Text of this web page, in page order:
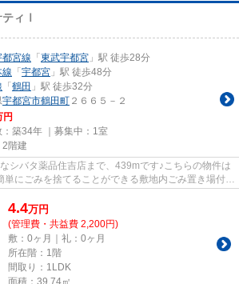
ティⅠ
宮線 「 東武宇都宮 」駅 徒歩28分
線 「 宇都宮 」駅 徒歩48分
「 鶴田 」駅 徒歩32分
宇都宮市鶴田町 ２６６５－２
円
築34年 ｜募集中： 1室
2階建
シバタ薬品住吉店まで、439mです♪こちらの物件は
単にごみを捨てることができる敷地内ごみ置き場付き
4.4万円
(管理費・共益費 2,200円)
敷：0ヶ月｜礼：0ヶ月
所在階：1階
間取り：1LDK
面積：39.74㎡